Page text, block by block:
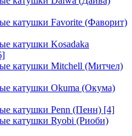
катушки Favorite (Фаворит)
катушки Kosadaka
катушки Mitchell (Митчел)
катушки Okuma (Окума)
катушки Penn (Пенн) [4]
катушки Ryobi (Риоби)